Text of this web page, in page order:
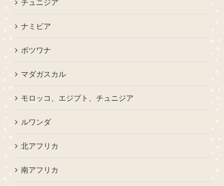
チュニジア
ナミビア
ボツワナ
マダガスカル
モロッコ、エジプト、チュニジア
ルワンダ
北アフリカ
南アフリカ